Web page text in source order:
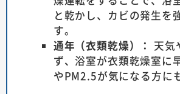
と乾かし、カビの発生を
す。
通年（衣類乾燥）： 天気
ず、浴室が衣類乾燥室に
やPM2.5が気になる方に